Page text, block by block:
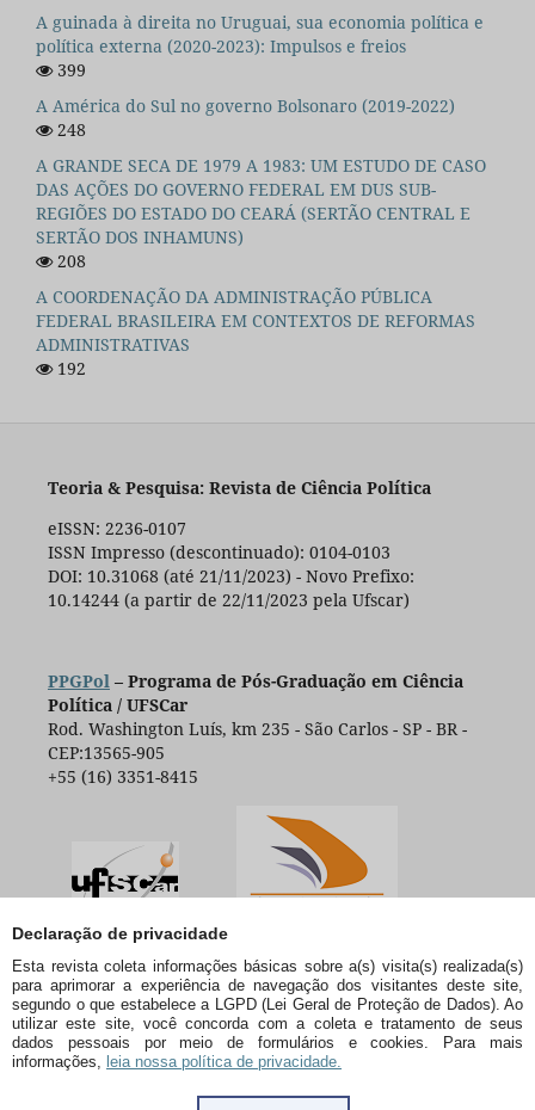
Declaração de privacidade
Esta revista coleta informações básicas sobre a(s) visita(s) realizada(s)
para aprimorar a experiência de navegação dos visitantes deste site,
segundo o que estabelece a LGPD (Lei Geral de Proteção de Dados). Ao
utilizar este site, você concorda com a coleta e tratamento de seus
dados pessoais por meio de formulários e cookies. Para mais
informações, leia nossa política de privacidade.
A guinada à direita no Uruguai, sua economia política e
política externa (2020-2023): Impulsos e freios
399
A América do Sul no governo Bolsonaro (2019-2022)
248
A GRANDE SECA DE 1979 A 1983: UM ESTUDO DE CASO
DAS AÇÕES DO GOVERNO FEDERAL EM DUS SUB-
REGIÕES DO ESTADO DO CEARÁ (SERTÃO CENTRAL E
SERTÃO DOS INHAMUNS)
208
A COORDENAÇÃO DA ADMINISTRAÇÃO PÚBLICA
FEDERAL BRASILEIRA EM CONTEXTOS DE REFORMAS
ADMINISTRATIVAS
192
Teoria & Pesquisa: Revista de Ciência Política
eISSN: 2236-0107
ISSN Impresso (descontinuado): 0104-0103
DOI: 10.31068 (até 21/11/2023) - Novo Prefixo:
10.14244 (a partir de 22/11/2023 pela Ufscar)
PPGPol– Programa de Pós-Graduação em Ciência
Política / UFSCar
Rod. Washington Luís, km 235 - São Carlos - SP - BR -
CEP:13565-905
+55 (16) 3351-8415